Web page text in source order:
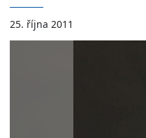
25. října 2011